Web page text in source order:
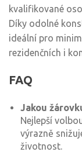
kvalifikované
Díky odolné
ideální pro
rezidenčních i
FAQ
Jakou
Nejlepší
výrazně
životnost.